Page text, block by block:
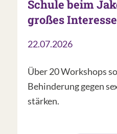
Schule beim
großes Interesse
22.07.2026
Über 20 Workshops
Behinderung gegen
stärken.